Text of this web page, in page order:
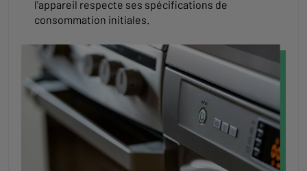
l'appareil respecte ses spécifications de
consommation initiales.